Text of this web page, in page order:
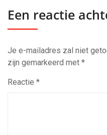
Een reactie
Je e-mailadres zal niet
zijn gemarkeerd met *
Reactie *